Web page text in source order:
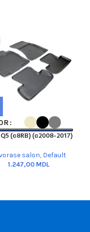
(с8RB) (с2008-2017)
salon, Default
MDL